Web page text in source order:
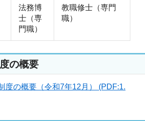
法務博
士（専
門職）
教職修士（専門
職）
の概要
度の概要（令和7年12月） (PDF:1.